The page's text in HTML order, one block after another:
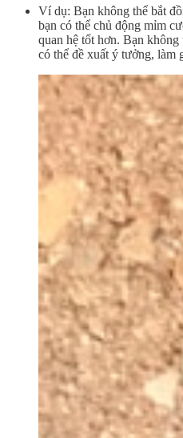
Ví dụ: Bạn không thể bắt
bạn có thể chủ động mỉm
quan hệ tốt hơn. Bạn
có thể đề xuất ý tưởng, làm